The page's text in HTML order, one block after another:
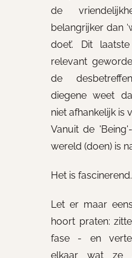
de
belangrijker dan
doet’. Dit
relevant
de
diegene weet
niet afhankelijk is
Vanuit de
wereld (doen) is
Het is fascinerend.
Let er maar
hoort praten:
fase - en
elkaar wat ze